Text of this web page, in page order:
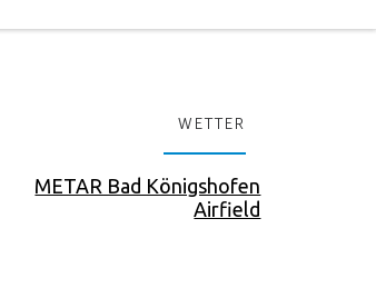
WETTER
METAR Bad Königshofen
Airfield